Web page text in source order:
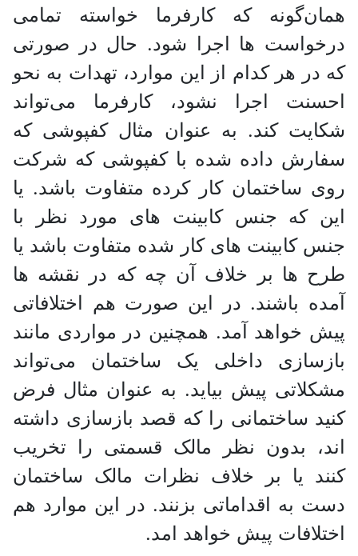
همان‌گونه که کارفرما خواسته تمامی
درخواست ها اجرا شود. حال در صورتی
که در هر کدام از این موارد، تهدات به نحو
احسنت اجرا نشود، کارفرما می‌تواند
شکایت کند. به عنوان مثال کفپوشی که
سفارش داده شده با کفپوشی که شرکت
روی ساختمان کار کرده متفاوت باشد. یا
این که جنس کابینت های مورد نظر با
جنس کابینت های کار شده متفاوت باشد یا
طرح ها بر خلاف آن چه که در نقشه ها
آمده باشند. در این صورت هم اختلافاتی
پیش خواهد آمد. همچنین در مواردی مانند
بازسازی داخلی یک ساختمان می‌تواند
مشکلاتی پیش بیاید. به عنوان مثال فرض
کنید ساختمانی را که قصد بازسازی داشته
اند، بدون نظر مالک قسمتی را تخریب
کنند یا بر خلاف نظرات مالک ساختمان
دست به اقداماتی بزنند. در این موارد هم
اختلافات پیش خواهد امد.